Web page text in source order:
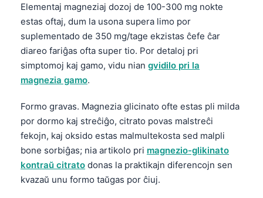
Elementaj magneziaj dozoj de 100-300 mg nokte
estas oftaj, dum la usona supera limo por
suplementado de 350 mg/tage ekzistas ĉefe ĉar
diareo fariĝas ofta super tio. Por detaloj pri
simptomoj kaj gamo, vidu nian gvidilo pri la
magnezia gamo.
Formo gravas. Magnezia glicinato ofte estas pli milda
por dormo kaj streĉiĝo, citrato povas malstreĉi
fekojn, kaj oksido estas malmultekosta sed malpli
bone sorbiĝas; nia artikolo pri magnezio-glikinato
kontraŭ citrato donas la praktikajn diferencojn sen
kvazaŭ unu formo taŭgas por ĉiuj.
العربية المغربية
Afrikaans
Монгол
ພາສາລາວ
Basa Jawa
Cebuano
ئۇيغۇرچە
Кыргызча
Беларуская мова